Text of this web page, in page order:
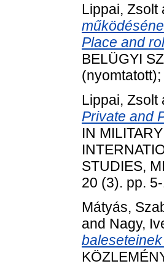
Lippai, Zsolt
Place and
BELÜGYI
Lippai, Zsolt
Private and
IN
STUDIES,
20 (3). pp.
Mátyás,
and Nagy,